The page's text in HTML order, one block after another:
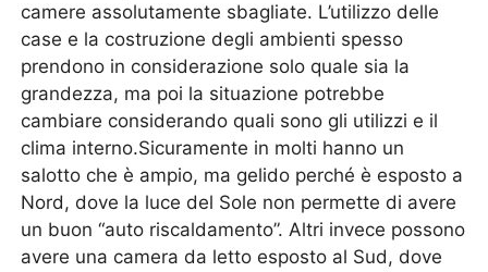
camere assolutamente sbagliate. L’utilizzo delle
case e la costruzione degli ambienti spesso
prendono in considerazione solo quale sia la
grandezza, ma poi la situazione potrebbe
cambiare considerando quali sono gli utilizzi e il
clima interno.Sicuramente in molti hanno un
salotto che è ampio, ma gelido perché è esposto a
Nord, dove la luce del Sole non permette di avere
un buon “auto riscaldamento”. Altri invece possono
avere una camera da letto esposto al Sud, dove